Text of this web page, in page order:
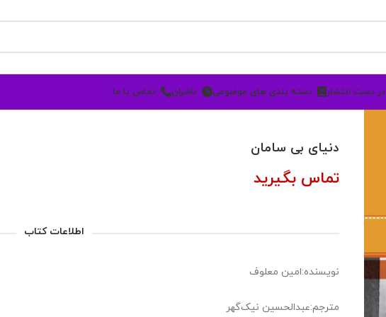
در دست انتشار دسته بندی های موضوعی ناشران تماس با ما
دنیای بی سامان
تماس بگیرید
اطلاعات کتاب
نویسنده:امین معلوف
مترجم:عبدالحسین نیک‌گهر